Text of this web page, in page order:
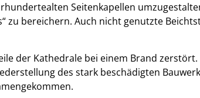
Seitenkapellen
zu bereichern. Auch nicht genutzte
der Kathedrale bei einem Brand
des stark beschädigten